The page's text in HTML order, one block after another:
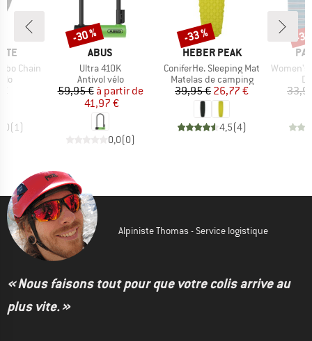
Chain
(1)
MARQUE
ABUS
Article
Ultra 410K
Product group
Antivol vélo
Prix
59,95 € Prix réduit
à partir de
41,97 €
0,0(0)
Remise
-30 %
MARQUE
HEBER PEAK
Article
ConiferHe. Sleeping Mat
Product group
Matelas de camping
Prix
39,95 €Prix réduit
26,77 €
4,5(4)
Remise
-33 %
Article
Women's Retro
-
Alpiniste Thomas - Service logistique
« Nous faisons tout pour que votre colis arrive au
plus vite. »